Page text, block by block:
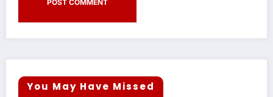
You May Have Missed